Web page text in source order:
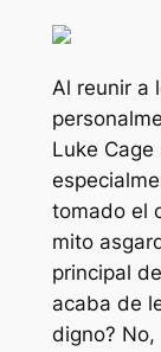
Al reunir a
Luke
tomado el
mito
principal
acaba de
digno?